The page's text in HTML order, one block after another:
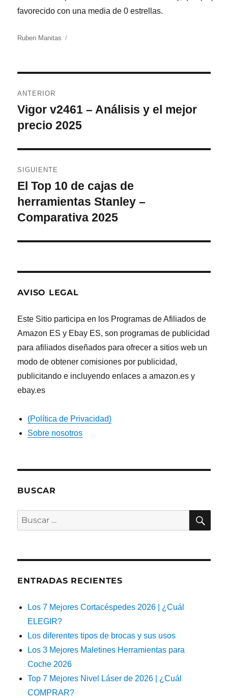
favorecido con una media de 0 estrellas.
Autor
Ruben Manitas
de
entradas
ANTERIOR
Entrada
anterior:
Vigor v2461 – Análisis y el mejor
precio 2025
SIGUIENTE
Entrada
siguiente:
El Top 10 de cajas de
herramientas Stanley –
Comparativa 2025
AVISO LEGAL
Este Sitio participa en los Programas de Afiliados de
Amazon ES y Ebay ES, son programas de publicidad
para afiliados diseñados para ofrecer a sitios web un
modo de obtener comisiones por publicidad,
publicitando e incluyendo enlaces a amazon.es y
ebay.es
(Política de Privacidad)
Sobre nosotros
BUSCAR
Buscar
por:
ENTRADAS RECIENTES
Los 7 Mejores Cortacéspedes 2026 | ¿Cuál
ELEGIR?
Los diferentes tipos de brocas y sus usos
Los 3 Mejores Maletines Herramientas para
Coche 2026
Top 7 Mejores Nivel Láser de 2026 | ¿Cuál
COMPRAR?